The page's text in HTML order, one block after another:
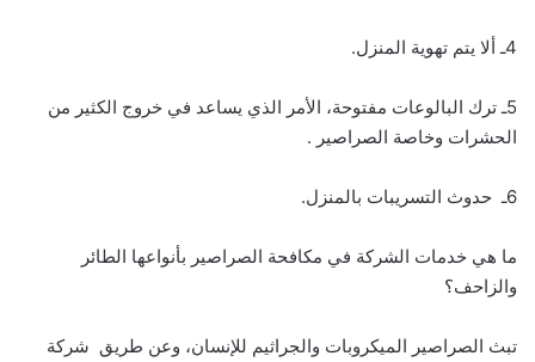
4ـ ألا يتم تهوية المنزل.
5ـ ترك البالوعات مفتوحة، الأمر الذي يساعد في خروج الكثير من
الحشرات وخاصة الصراصير .
6ـ حدوث التسريبات بالمنزل.
ما هي خدمات الشركة في مكافحة الصراصير بأنواعها الطائر
والزاحف؟
تبث الصراصير الميكروبات والجراثيم للإنسان، وعن طريق شركة